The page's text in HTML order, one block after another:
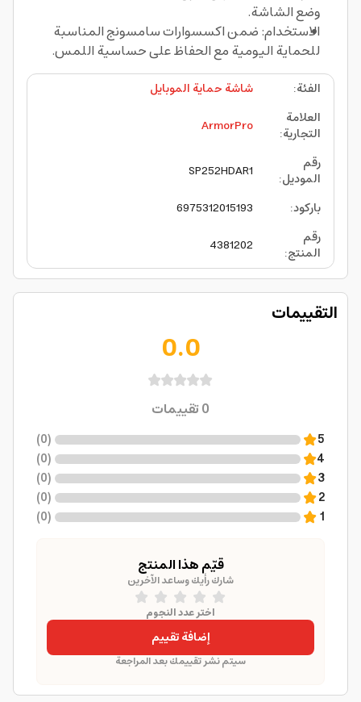
وضع الشاشة.
الاستخدام: ضمن اكسسوارات سامسونج المناسبة
للحماية اليومية مع الحفاظ على حساسية اللمس.
الفئة:
شاشة حماية الموبايل
العلامة
التجارية:
ArmorPro
رقم
الموديل:
SP252HDAR1
باركود:
6975312015193
رقم
المنتج:
4381202
التقييمات
0.0
0تقييمات
5
(
0
)
4
(
0
)
3
(
0
)
2
(
0
)
1
(
0
)
قيّم هذا المنتج
شارك رأيك وساعد الآخرين
اختر عدد النجوم
إضافة تقييم
سيتم نشر تقييمك بعد المراجعة